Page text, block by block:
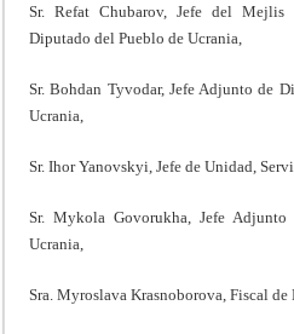
Sr. Refat Chubarov, Jefe del Mejlis
Diputado del Pueblo de Ucrania,
Sr. Bohdan Tyvodar, Jefe Adjunto de
Ucrania,
Sr. Ihor Yanovskyi, Jefe de Unidad,
Sr. Mykola Govorukha, Jefe
Ucrania,
Sra. Myroslava Krasnoborova, Fiscal de